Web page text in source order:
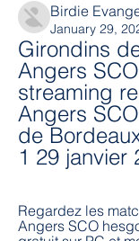
Birdie
January 29,
Girondins
Angers
streaming
Angers
de
1 29 janvier
Regardez les
Angers SCO